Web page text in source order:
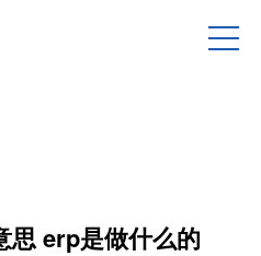
思 erp是做什么的